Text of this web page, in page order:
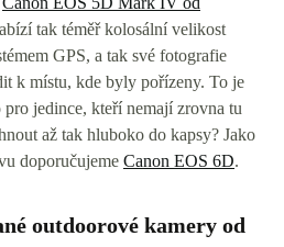
tak téměř kolosální velikost
GPS, a tak své fotografie
k místu, kde byly pořízeny. To je
pro jedince, kteří nemají zrovna tu
až tak hluboko do kapsy? Jako
doporučujeme Canon EOS 6D.
outdoorové kamery od